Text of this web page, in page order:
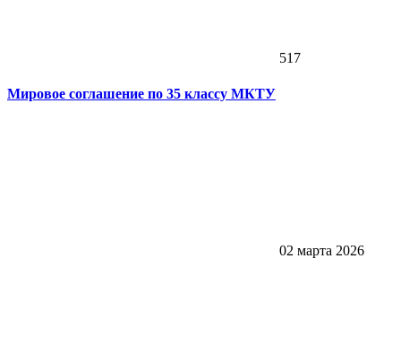
517
Мировое соглашение по 35 классу МКТУ
02 марта 2026